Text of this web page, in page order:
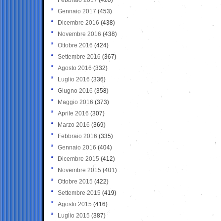
Gennaio 2017 (453)
Dicembre 2016 (438)
Novembre 2016 (438)
Ottobre 2016 (424)
Settembre 2016 (367)
Agosto 2016 (332)
Luglio 2016 (336)
Giugno 2016 (358)
Maggio 2016 (373)
Aprile 2016 (307)
Marzo 2016 (369)
Febbraio 2016 (335)
Gennaio 2016 (404)
Dicembre 2015 (412)
Novembre 2015 (401)
Ottobre 2015 (422)
Settembre 2015 (419)
Agosto 2015 (416)
Luglio 2015 (387)